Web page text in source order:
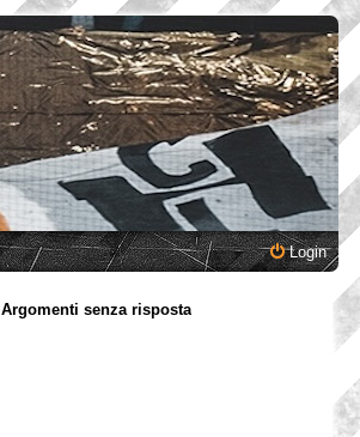
Login
Argomenti senza risposta